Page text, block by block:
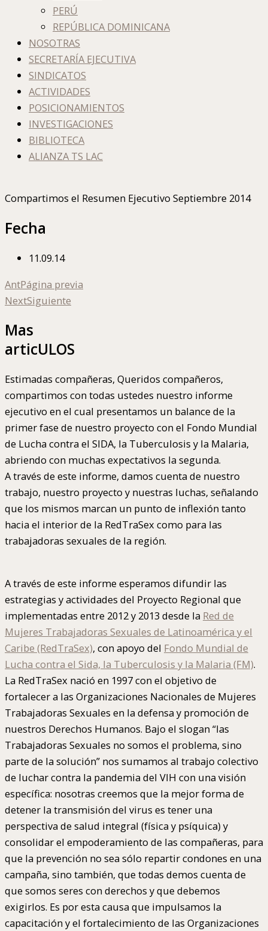
PERÚ
REPÚBLICA DOMINICANA
NOSOTRAS
SECRETARÍA EJECUTIVA
SINDICATOS
ACTIVIDADES
POSICIONAMIENTOS
INVESTIGACIONES
BIBLIOTECA
ALIANZA TS LAC
Compartimos el Resumen Ejecutivo Septiembre 2014
Fecha
11.09.14
AntPágina previa
NextSiguiente
Mas
articULOS
Estimadas compañeras, Queridos compañeros,
compartimos con todas ustedes nuestro informe
ejecutivo en el cual presentamos un balance de la
primer fase de nuestro proyecto con el Fondo Mundial
de Lucha contra el SIDA, la Tuberculosis y la Malaria,
abriendo con muchas expectativos la segunda.
A través de este informe, damos cuenta de nuestro
trabajo, nuestro proyecto y nuestras luchas, señalando
que los mismos marcan un punto de inflexión tanto
hacia el interior de la RedTraSex como para las
trabajadoras sexuales de la región.
A través de este informe esperamos difundir las
estrategias y actividades del Proyecto Regional que
implementadas entre 2012 y 2013 desde la Red de
Mujeres Trabajadoras Sexuales de Latinoamérica y el
Caribe (RedTraSex), con apoyo del Fondo Mundial de
Lucha contra el Sida, la Tuberculosis y la Malaria (FM).
La RedTraSex nació en 1997 con el objetivo de
fortalecer a las Organizaciones Nacionales de Mujeres
Trabajadoras Sexuales en la defensa y promoción de
nuestros Derechos Humanos. Bajo el slogan “las
Trabajadoras Sexuales no somos el problema, sino
parte de la solución” nos sumamos al trabajo colectivo
de luchar contra la pandemia del VIH con una visión
específica: nosotras creemos que la mejor forma de
detener la transmisión del virus es tener una
perspectiva de salud integral (física y psíquica) y
consolidar el empoderamiento de las compañeras, para
que la prevención no sea sólo repartir condones en una
campaña, sino también, que todas demos cuenta de
que somos seres con derechos y que debemos
exigirlos. Es por esta causa que impulsamos la
capacitación y el fortalecimiento de las Organizaciones